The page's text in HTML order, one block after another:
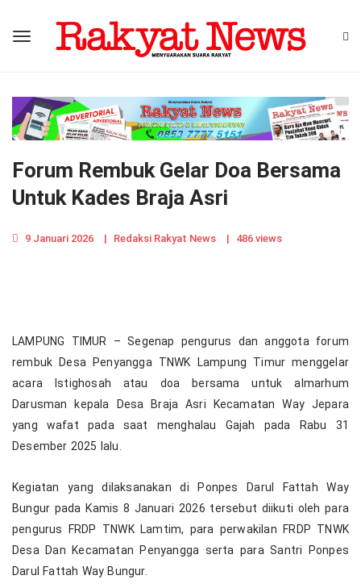
Forum Rembuk Gelar Doa Bersama
Untuk Kades Braja Asri
9 Januari 2026 | Redaksi Rakyat News | 486 views
LAMPUNG TIMUR – Segenap pengurus dan anggota forum
rembuk Desa Penyangga TNWK Lampung Timur menggelar
acara Istighosah atau doa bersama untuk almarhum
Darusman kepala Desa Braja Asri Kecamatan Way Jepara
yang wafat pada saat menghalau Gajah pada Rabu 31
Desember 2025 lalu.
Kegiatan yang dilaksanakan di Ponpes Darul Fattah Way
Bungur pada Kamis 8 Januari 2026 tersebut diikuti oleh para
pengurus FRDP TNWK Lamtim, para perwakilan FRDP TNWK
Desa Dan Kecamatan Penyangga serta para Santri Ponpes
Darul Fattah Way Bungur.